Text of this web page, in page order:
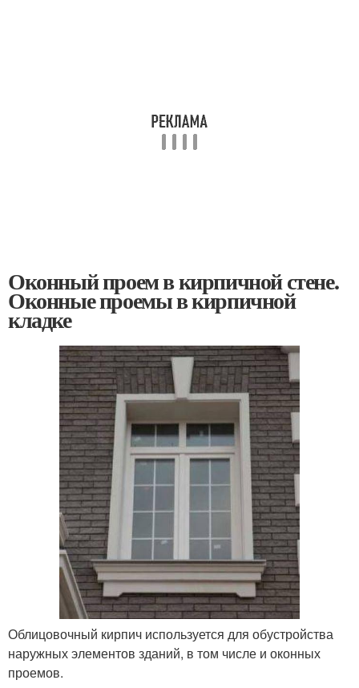
Оконный проем в кирпичной стене.
Оконные проемы в кирпичной
кладке
Облицовочный кирпич используется для обустройства
наружных элементов зданий, в том числе и оконных
проемов.